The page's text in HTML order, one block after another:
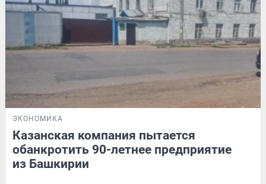
ЭКОНОМИКА
Казанская компания пытается
обанкротить 90-летнее предприятие
из Башкирии